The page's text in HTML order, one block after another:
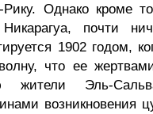
Однако кроме
почти
1902 годом,
что ее
жители Эль-
возникновения